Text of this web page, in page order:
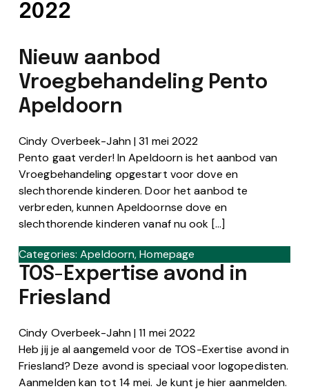
2022
Nieuw aanbod
Vroegbehandeling Pento
Apeldoorn
Cindy Overbeek-Jahn|31 mei 2022
Pento gaat verder! In Apeldoorn is het aanbod van
Vroegbehandeling opgestart voor dove en
slechthorende kinderen. Door het aanbod te
verbreden, kunnen Apeldoornse dove en
slechthorende kinderen vanaf nu ook […]
Categories:Apeldoorn,Homepage
TOS-Expertise avond in
Friesland
Cindy Overbeek-Jahn|11 mei 2022
Heb jij je al aangemeld voor de TOS-Exertise avond in
Friesland? Deze avond is speciaal voor logopedisten.
Aanmelden kan tot 14 mei. Je kunt je hier aanmelden.